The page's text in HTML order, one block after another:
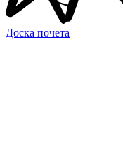
Доска почета